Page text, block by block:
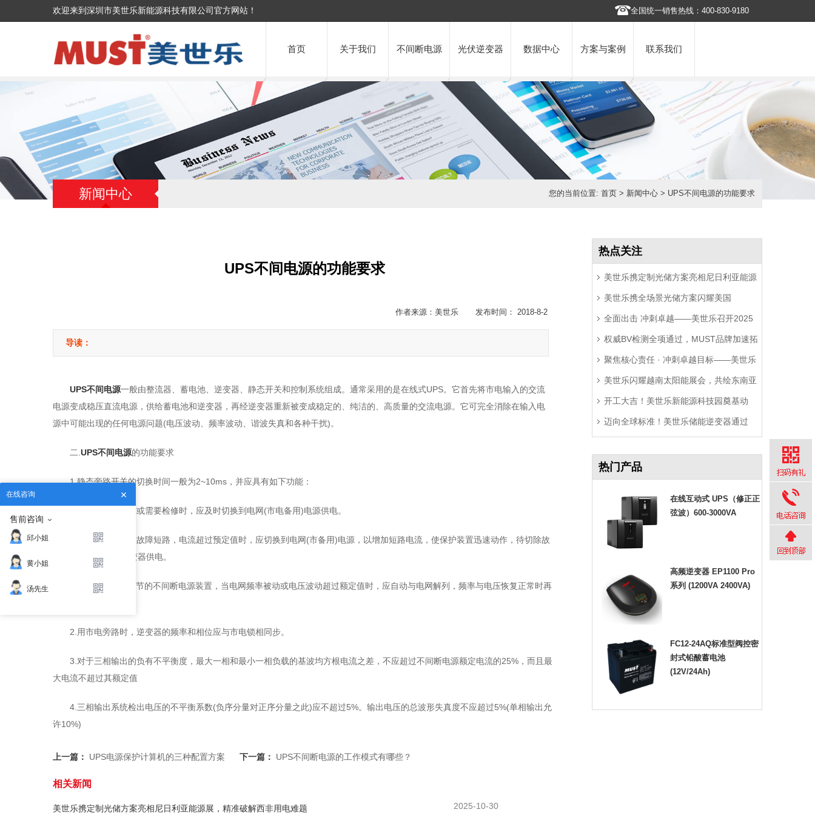
欢迎来到深圳市美世乐新能源科技有限公司官方网站！ 全国统一销售热线：400-830-9180
首页 关于我们 不间断电源 光伏逆变器 数据中心 方案与案例 联系我们
新闻中心 您的当前位置:首页 > 新闻中心 > UPS不间电源的功能要求
UPS不间电源的功能要求
作者来源：美世乐 发布时间： 2018-8-2
导读：
UPS不间电源一般由整流器、蓄电池、逆变器、静态开关和控制系统组成。通常采用的是在线式UPS。它首先将市电输入的交流
电源变成稳压直流电源，供给蓄电池和逆变器，再经逆变器重新被变成稳定的、纯洁的、高质量的交流电源。它可完全消除在输入电
源中可能出现的任何电源问题(电压波动、频率波动、谐波失真和各种干扰)。
二. UPS不间电源的功能要求
1.静态旁路开关的切换时间一般为2~10ms，并应具有如下功能：
a.当逆变装置故障或需要检修时，应及时切换到电网(市电备用)电源供电。
b.当分支回路突然故障短路，电流超过预定值时，应切换到电网(市备用)电源，以增加短路电流，使保护装置迅速动作，待切除故
障后，再起动返回逆变器供电。
c.带有频率限踪环节的不间断电源装置，当电网频率被动或电压波动超过额定值时，应自动与电网解列，频率与电压恢复正常时再
2.用市电旁路时，逆变器的频率和相位应与市电锁相同步。
3.对于三相输出的负有不平衡度，最大一相和最小一相负载的基波均方根电流之差，不应超过不间断电源额定电流的25%，而且最
大电流不超过其额定值
4.三相输出系统检出电压的不平衡系数(负序分量对正序分量之此)应不超过5%。输出电压的总波形失真度不应超过5%(单相输出允
许10%)
上一篇： UPS电源保护计算机的三种配置方案 下一篇： UPS不间断电源的工作模式有哪些？
相关新闻
2025-10-30
美世乐携定制光储方案亮相尼日利亚能源展，精准破解西非用电难题
热点关注
美世乐携定制光储方案亮相尼日利亚能源
展，精准破解西非用电难题
美世乐携全场景光储方案闪耀美国
RE+展，深耕北美赋能零碳转型
全面出击 冲刺卓越——美世乐召开2025
年中营销工作会议
权威BV检测全项通过，MUST品牌加速拓
局拉美市场
聚焦核心责任 · 冲刺卓越目标——美世乐
2025年中会议圆满举行
美世乐闪耀越南太阳能展会，共绘东南亚
绿色能源新图景
开工大吉！美世乐新能源科技园奠基动
工，迈向全球绿色智造新征程
迈向全球标准！美世乐储能逆变器通过
热门产品
在线互动式 UPS（修正正
弦波）600-3000VA
高频逆变器 EP1100 Pro
系列 (1200VA 2400VA)
FC12-24AQ标准型阀控密
封式铅酸蓄电池
(12V/24Ah)
在线咨询
售前咨询
邱小姐
黄小姐
汤先生